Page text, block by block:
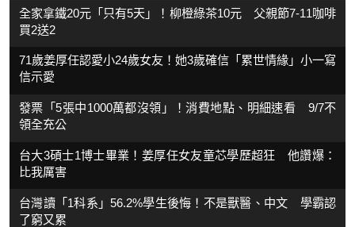
全家拿鐵20元「只有5天」！柳橙綠茶10元 父親節7-11咖啡
買2送2
71歲姜厚任認愛小24歲女友！她3歲確信「累世情緣」小一寫
信示愛
發票「5張中1000萬都沒領」！消費地點、明細速看 9/7不
領全充公
台大3碩士1博士畢業！姜厚任女友童芯學歷超狂 他讚爆：
比我厲害
台灣讀「1科系」56.2%學生後悔！不是獸醫、中文 學霸認
了窮又累